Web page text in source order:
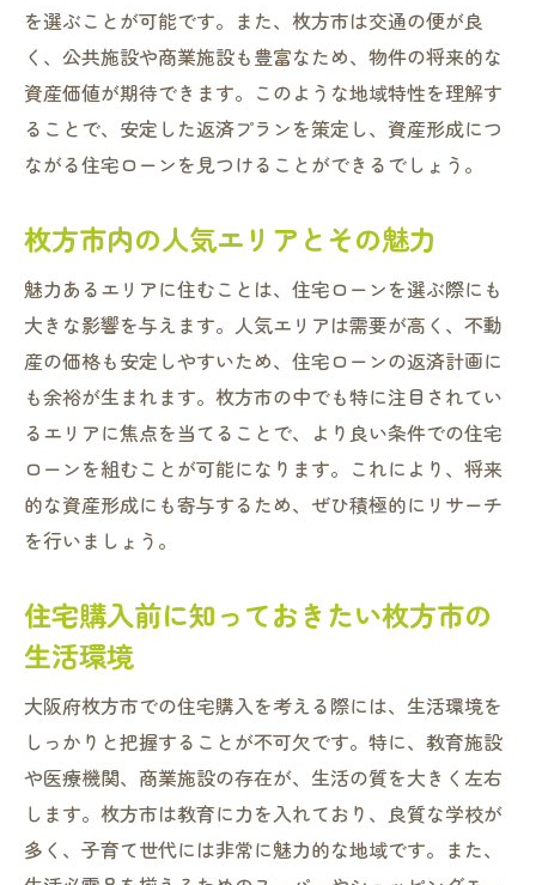
枚方市でのリノベーション需要と住宅ロー
ン
住宅ローンを賢く使った理想の家作り
枚方市特有の住宅ローンプラン事例
住宅ローン選びが変える枚方市での資産形成の
住宅ローンが資産形成に与える影響
将来を見据えた住宅ローン戦略
資産形成を意識したローン返済プランの選
び方
枚方市の資産価値を高める住宅ローンの選
び方
長期的な資産形成を可能にする返済計画
住宅ローン選びと税制優遇を活用するコツ
最小限に
住宅ローン返済が家計に及ぼす影響を把握
ローン返済を効率化するための生活費見直
し
枚方市での生活コストと住宅ローンの関係
生活への影響を抑えるローン返済方法
を選ぶことが可能です。また、枚方市は交通の便が良
く、公共施設や商業施設も豊富なため、物件の将来的な
資産価値が期待できます。このような地域特性を理解す
ることで、安定した返済プランを策定し、資産形成につ
ながる住宅ローンを見つけることができるでしょう。
枚方市内の人気エリアとその魅力
魅力あるエリアに住むことは、住宅ローンを選ぶ際にも
大きな影響を与えます。人気エリアは需要が高く、不動
産の価格も安定しやすいため、住宅ローンの返済計画に
も余裕が生まれます。枚方市の中でも特に注目されてい
るエリアに焦点を当てることで、より良い条件での住宅
ローンを組むことが可能になります。これにより、将来
的な資産形成にも寄与するため、ぜひ積極的にリサーチ
を行いましょう。
住宅購入前に知っておきたい枚方市の
生活環境
大阪府枚方市での住宅購入を考える際には、生活環境を
しっかりと把握することが不可欠です。特に、教育施設
や医療機関、商業施設の存在が、生活の質を大きく左右
します。枚方市は教育に力を入れており、良質な学校が
多く、子育て世代には非常に魅力的な地域です。また、